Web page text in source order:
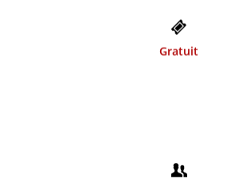
Gratuit
Inscription